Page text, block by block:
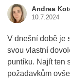
Andrea
10.7.2024
V dnešní době je
svou vlastní
puntíku. Najít ten
požadavkům